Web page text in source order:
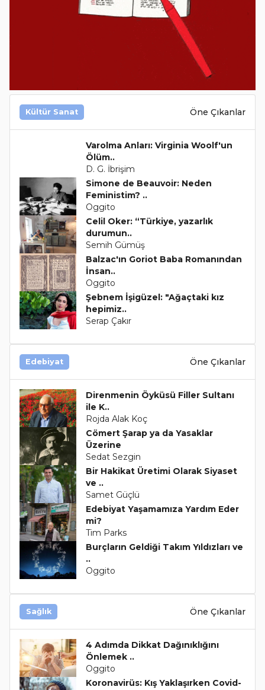
Kültür Sanat Öne Çıkanlar
Varolma Anları: Virginia Woolf'un
Ölüm..
D. G. İbrişim
Simone de Beauvoir: Neden
Feministim? ..
Oggito
Celil Oker: “Türkiye, yazarlık
durumun..
Semih Gümüş
Balzac'ın Goriot Baba Romanından
İnsan..
Oggito
Şebnem İşigüzel: "Ağaçtaki kız
hepimiz..
Serap Çakır
Edebiyat Öne Çıkanlar
Direnmenin Öyküsü Filler Sultanı
ile K..
Rojda Alak Koç
Cömert Şarap ya da Yasaklar
Üzerine
Sedat Sezgin
Bir Hakikat Üretimi Olarak Siyaset
ve ..
Samet Güçlü
Edebiyat Yaşamamıza Yardım Eder
mi?
Tim Parks
Burçların Geldiği Takım Yıldızları ve
..
Oggito
Sağlık Öne Çıkanlar
4 Adımda Dikkat Dağınıklığını
Önlemek ..
Oggito
Koronavirüs: Kış Yaklaşırken Covid-